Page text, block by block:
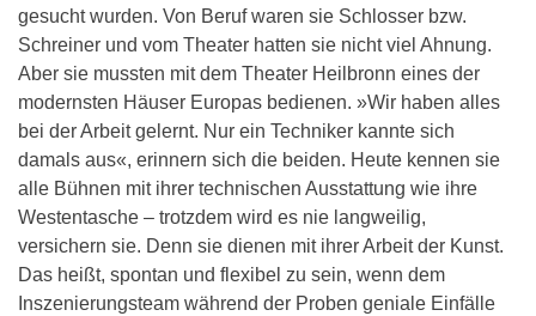
gesucht wurden. Von Beruf waren sie Schlosser bzw.
Schreiner und vom Theater hatten sie nicht viel Ahnung.
Aber sie mussten mit dem Theater Heilbronn eines der
modernsten Häuser Europas bedienen. »Wir haben alles
bei der Arbeit gelernt. Nur ein Techniker kannte sich
damals aus«, erinnern sich die beiden. Heute kennen sie
alle Bühnen mit ihrer technischen Ausstattung wie ihre
Westentasche – trotzdem wird es nie langweilig,
versichern sie. Denn sie dienen mit ihrer Arbeit der Kunst.
Das heißt, spontan und flexibel zu sein, wenn dem
Inszenierungsteam während der Proben geniale Einfälle